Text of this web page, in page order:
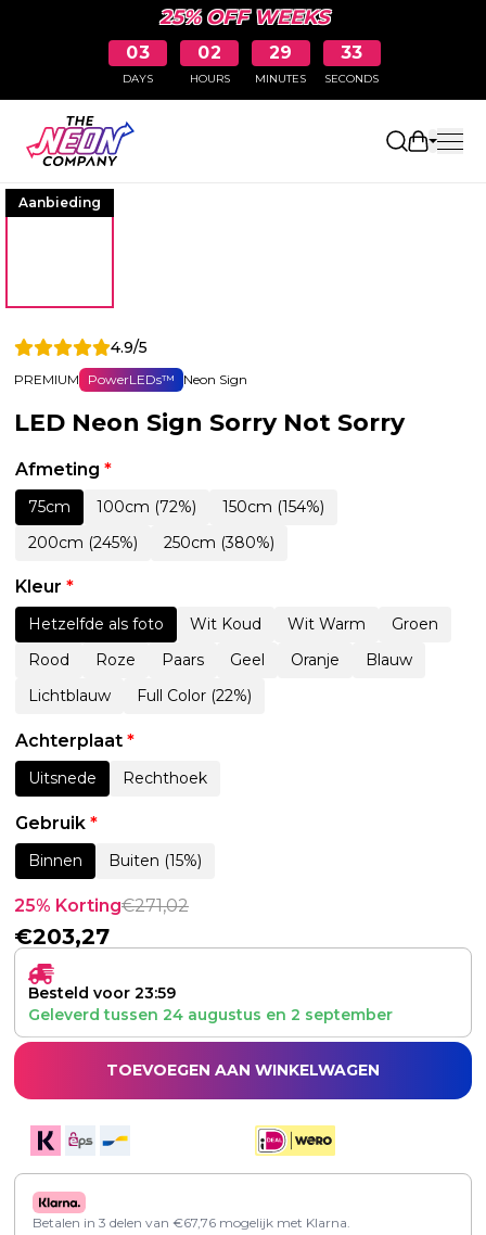
25% OFF WEEKS
03
DAYS
02
HOURS
29
MINUTES
33
SECONDS
Aanbieding
4.9/5
PREMIUM PowerLEDs™ Neon Sign
LED Neon Sign Sorry Not Sorry
Afmeting *
75cm 100cm (72%)
150cm (154%)
200cm (245%)
250cm (380%)
Kleur *
Hetzelfde als foto Wit Koud Wit Warm
Groen
Rood
Roze Paars Geel Oranje
Blauw
Lichtblauw
Full Color (22%)
Achterplaat *
Uitsnede Rechthoek
Gebruik *
Binnen Buiten (15%)
25% Korting€271,02
€203,27
Besteld voor 23:59
Geleverd tussen 24 augustus en 2 september
TOEVOEGEN AAN WINKELWAGEN
Betalen in 3 delen van €67,76 mogelijk met Klarna.